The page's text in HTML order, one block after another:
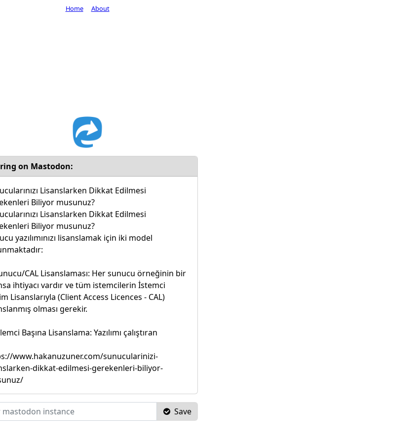
on Mastodon:
Lisanslarken Dikkat Edilmesi
Biliyor musunuz?
Lisanslarken Dikkat Edilmesi
Biliyor musunuz?
yazılımınızı lisanslamak için iki model
CAL Lisanslaması: Her sunucu örneğinin bir
ihtiyacı vardır ve tüm istemcilerin İstemci
Lisanslarıyla (Client Access Licences - CAL)
olması gerekir.
Başına Lisanslama: Yazılımı çalıştıran
www.hakanuzuner.com/sunucularinizi-
dikkat-edilmesi-gerekenleri-biliyor-
Save
Home About